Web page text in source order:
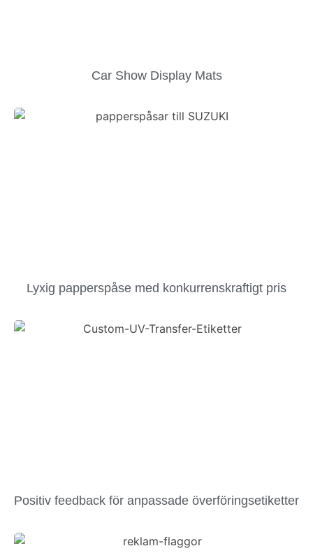
Car Show Display Mats
Lyxig papperspåse med konkurrenskraftigt pris
Positiv feedback för anpassade överföringsetiketter